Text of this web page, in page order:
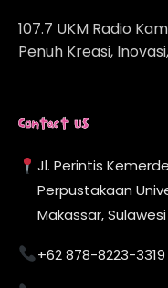
107.7 UKM Radio
Penuh Kreasi,
Contact Us
Jl. Perintis
Perpustakaan
Makassar,
+62 878-8223-